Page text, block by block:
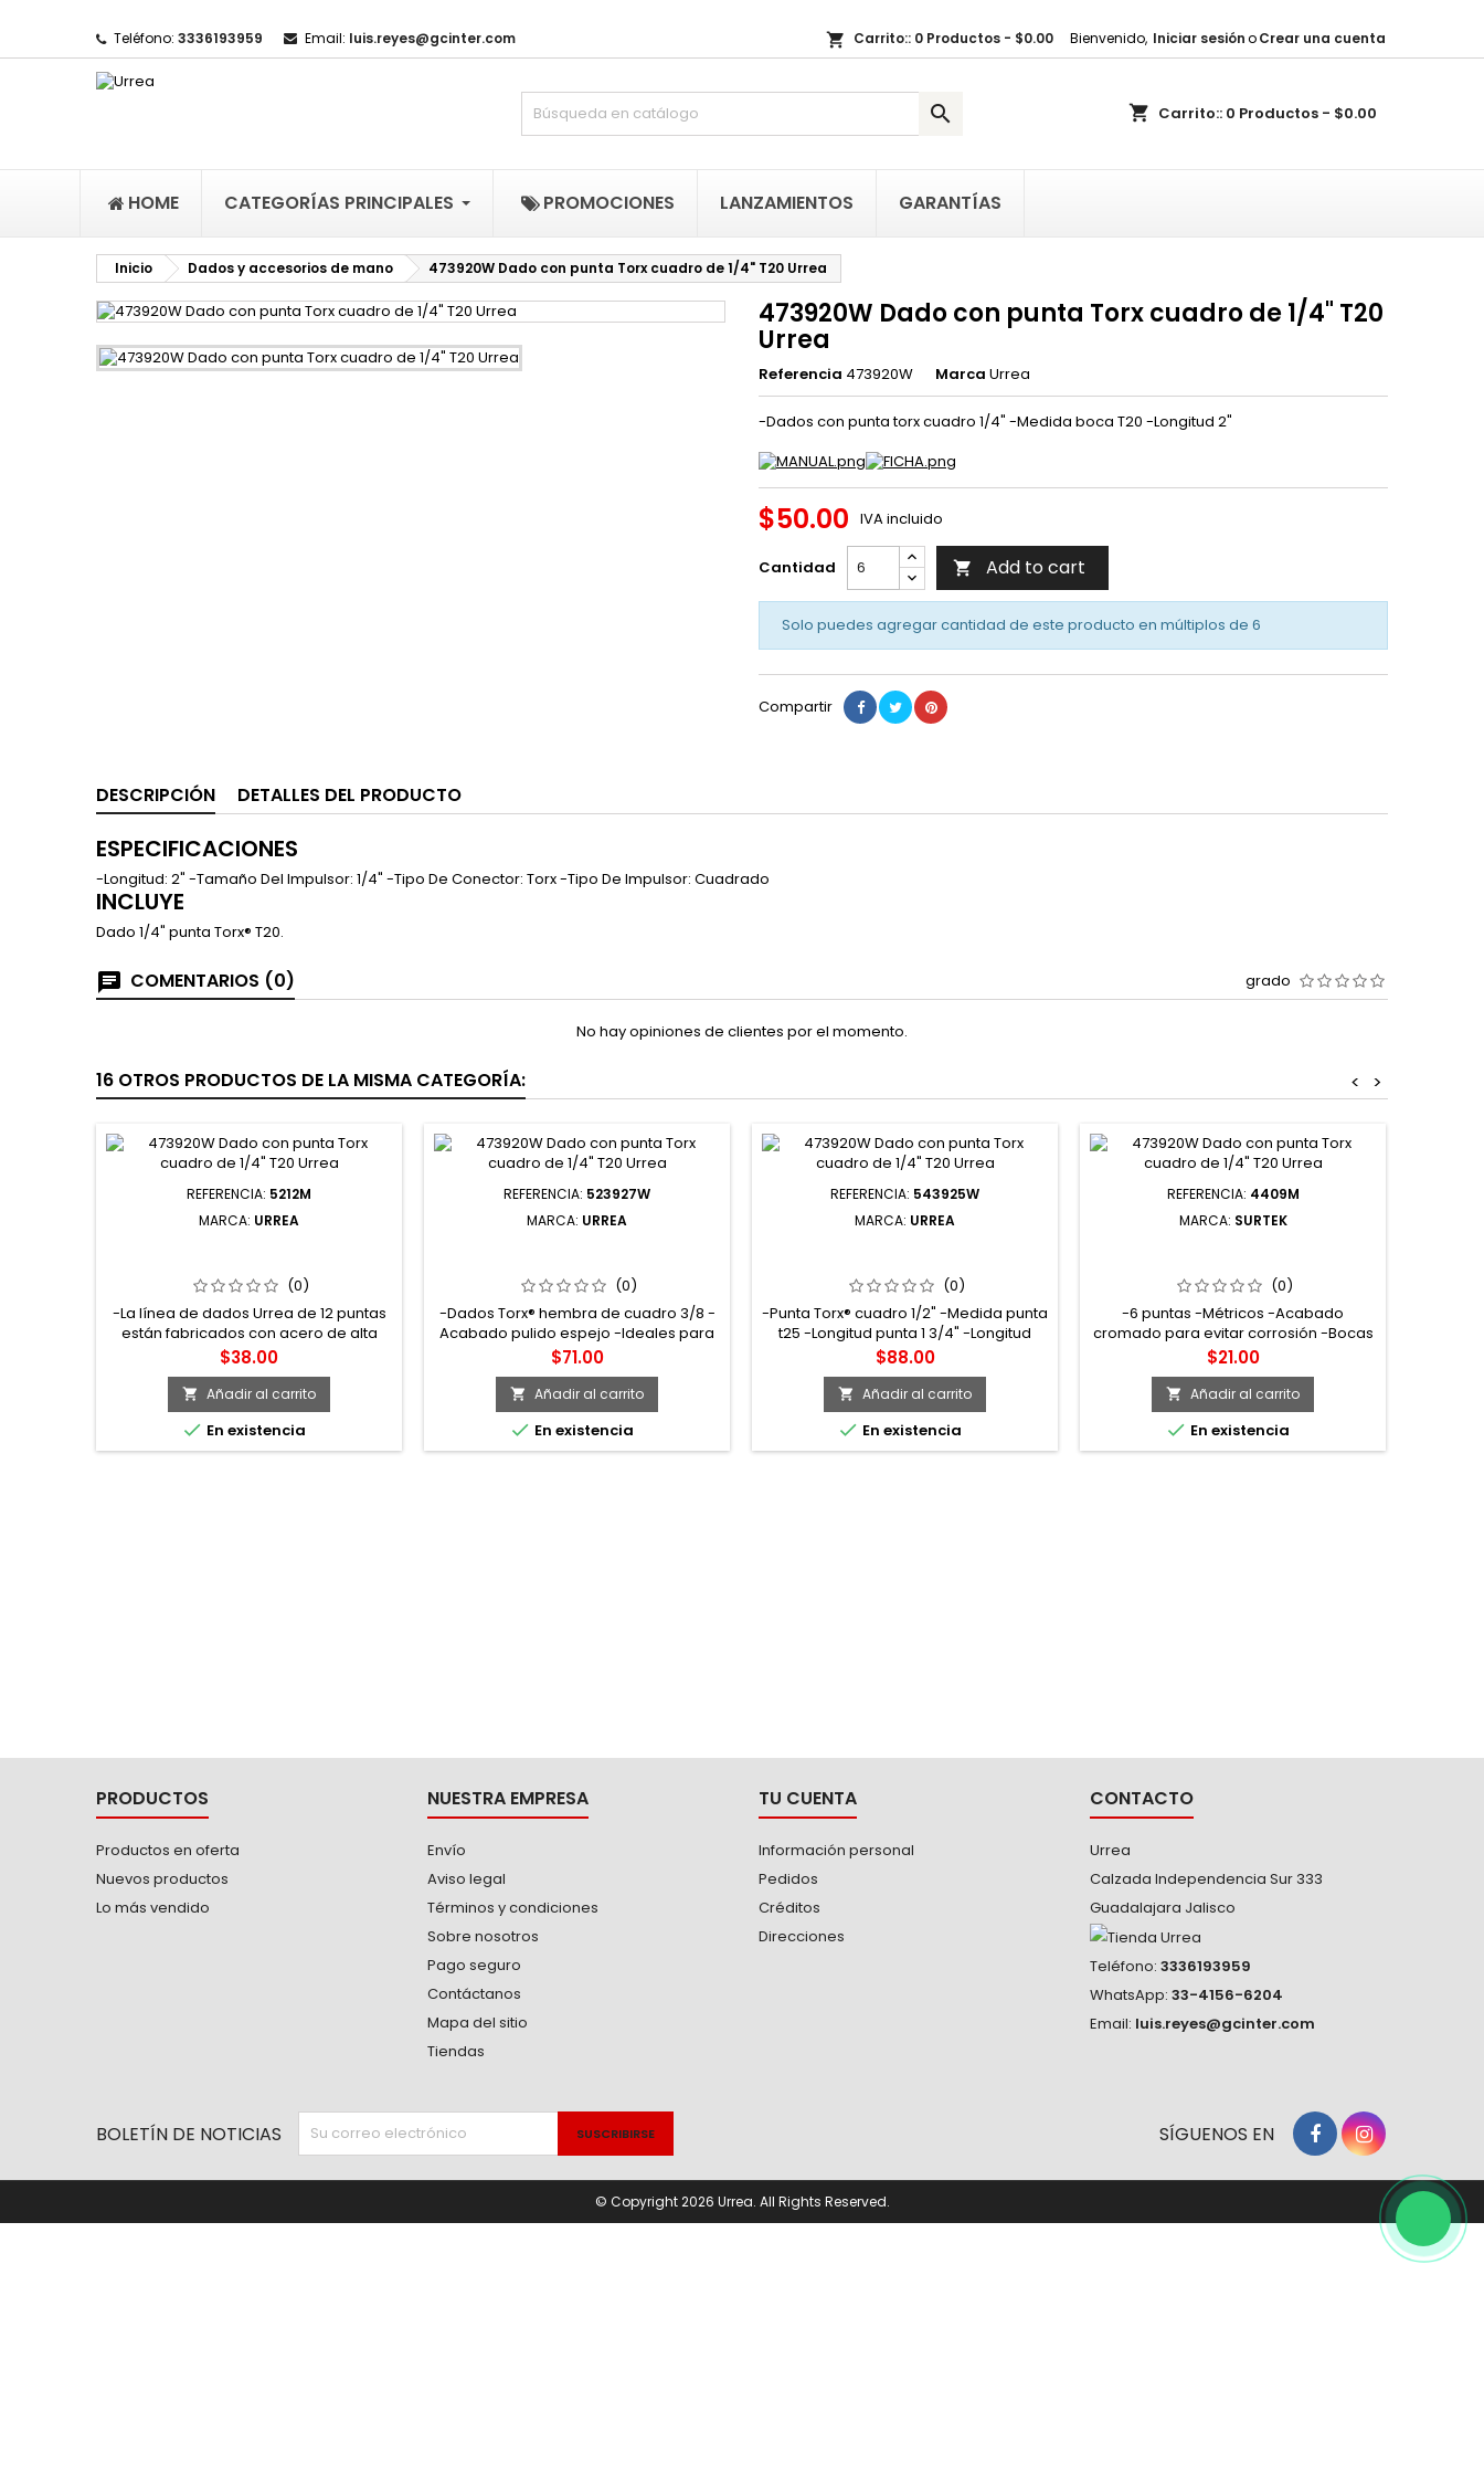
Teléfono: 3336193959 Email: luis.reyes@gcinter.com Bienvenido, Iniciar sesiónoCrear una cuenta
shopping_cart Carrito:: 0 Productos - $0.00
shopping_cart Carrito:: 0 Productos - $0.00

HOME CATEGORÍAS PRINCIPALES PROMOCIONES LANZAMIENTOS GARANTÍAS
Inicio Dados y accesorios de mano 473920W Dado con punta Torx cuadro de 1/4" T20 Urrea
473920W Dado con punta Torx cuadro de 1/4" T20
Urrea
Referencia 473920W Marca Urrea
-Dados con punta torx cuadro 1/4" -Medida boca T20 -Longitud 2"
$50.00 IVA incluido
Cantidad  Add to cart
Solo puedes agregar cantidad de este producto en múltiplos de 6
Compartir
DESCRIPCIÓN DETALLES DEL PRODUCTO
ESPECIFICACIONES
-Longitud: 2" -Tamaño Del Impulsor: 1/4" -Tipo De Conector: Torx -Tipo De Impulsor: Cuadrado
INCLUYE
Dado 1/4" punta Torx® T20.
COMENTARIOS (0) grado
No hay opiniones de clientes por el momento.
16 OTROS PRODUCTOS DE LA MISMA CATEGORÍA: >
<
REFERENCIA: 5212M
MARCA: URREA
(0)
-La línea de dados Urrea de 12 puntas
están fabricados con acero de alta
calidad permitiendo un alto
desempeño durante su uso,
terminados en cromo-níquel para
evitar la corrosión -Su diseño de 12
puntas distribuye los esfuerzos en una
zona mayor de las caras activas de la
Precio
$38.00
 Añadir al carrito
 En existencia
REFERENCIA: 523927W
MARCA: URREA
(0)
-Dados Torx® hembra de cuadro 3/8 -
Acabado pulido espejo -Ideales para
la aplicación en el ramo de la industria
automotriz -Manufacturados en acero
cromo vanadio y tratados
térmicamente para ofrecer un alto
rendimiento y protegerlos de la
corrosión -Medida boca T27
Precio
$71.00
 Añadir al carrito
 En existencia
REFERENCIA: 543925W
MARCA: URREA
(0)
-Punta Torx® cuadro 1/2" -Medida punta
t25 -Longitud punta 1 3/4" -Longitud
total 3 1/4"
Precio
$88.00
 Añadir al carrito
 En existencia
REFERENCIA: 4409M
MARCA: SURTEK
(0)
-6 puntas -Métricos -Acabado
cromado para evitar corrosión -Bocas
con diseño lobular sin esquinas "super
drive" que eliminan esfuerzos y
propician una máxima resistencia y
duración -Fabricados en acero cromo
vanadio
Precio
$21.00
 Añadir al carrito
 En existencia
PRODUCTOS
Productos en oferta
Nuevos productos
Lo más vendido
NUESTRA EMPRESA
Envío
Aviso legal
Términos y condiciones
Sobre nosotros
Pago seguro
Contáctanos
Mapa del sitio
Tiendas
TU CUENTA
Información personal
Pedidos
Créditos
Direcciones
CONTACTO
Urrea
Calzada Independencia Sur 333
Guadalajara Jalisco
Teléfono: 3336193959
WhatsApp: 33-4156-6204
Email: luis.reyes@gcinter.com
Mi lista de regalos ×
((title)) ×
((label))
((cancelText)) ((createText))
Iniciar sesión ×
Debe iniciar sesión para guardar productos en su lista de deseos.
((loginText))
BOLETÍN DE NOTICIAS SÍGUENOS EN
© Copyright 2026 Urrea. All Rights Reserved.